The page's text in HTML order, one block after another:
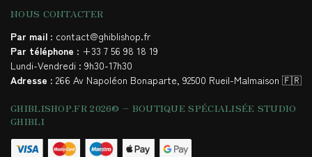
NOUS CONTACTER
Par mail : contact@ghiblishop.fr
Par téléphone : +33 7 56 98 18 19
Lundi-Vendredi : 9h30-17h30
Adresse : 266 Av Napoléon Bonaparte, 92500 Rueil-Malmaison 🇫🇷
GHIBLISHOP.FR 2026© – BOUTIQUE SPÉCIALISÉE STUDIO
GHIBLI